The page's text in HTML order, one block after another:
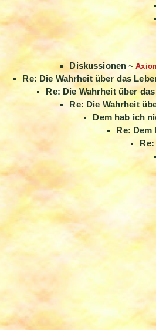
Diskussionen ~
Re: Die Wahrheit über das
Re: Die Wahrheit über
Re: Die Wahrheit
Dem hab ich
Re: